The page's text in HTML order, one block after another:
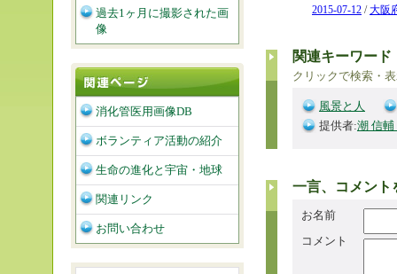
2015-07-12 /大阪
関連キーワード
クリックで検索・
風景と人
提供者:潮 信
一言、コメント
お名前
コメント
過去1ヶ月に撮影された画
像
消化管医用画像DB
ボランティア活動の紹介
生命の進化と宇宙・地球
関連リンク
お問い合わせ